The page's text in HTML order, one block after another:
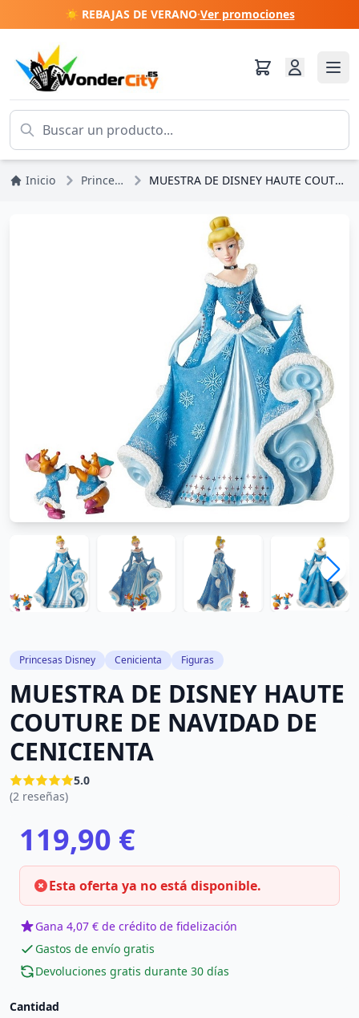
☀️ REBAJAS DE VERANO·Ver promociones
Inicio Princesas Disney MUESTRA DE DISNEY HAUTE COUTURE DE NAVIDAD DE CENICIENTA
Princesas Disney Cenicienta Figuras
MUESTRA DE DISNEY HAUTE
COUTURE DE NAVIDAD DE
CENICIENTA
5.0
(2 reseñas)
119,90 €
Esta oferta ya no está disponible.
Gana 4,07 € de crédito de fidelización
Gastos de envío gratis
Devoluciones gratis durante 30 días
Cantidad